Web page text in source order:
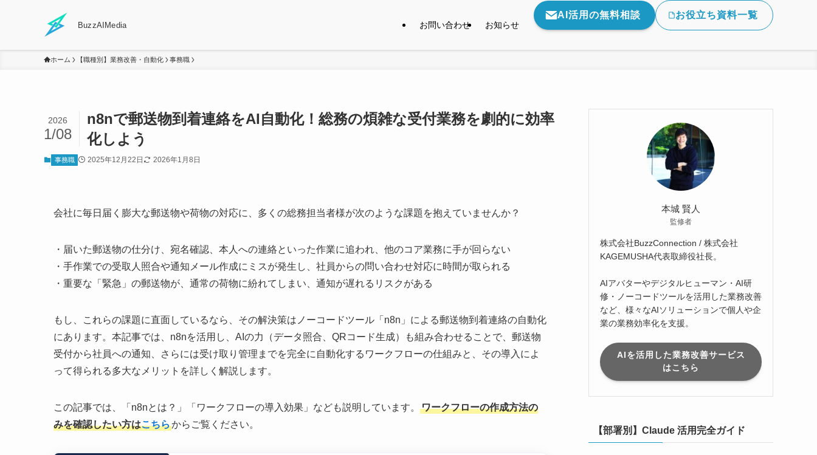
BuzzAIMedia お問い合わせ お知らせ
AI活用の無料相談 お役立ち資料一覧
ホーム 【職種別】業務改善・自動化 事務職
n8nで郵送物到着連絡をAI自動化！総務の煩雑な受付業務を劇的に効率
化しよう
2026
1/08
事務職 2025年12月22日 2026年1月8日
会社に毎日届く膨大な郵送物や荷物の対応に、多くの総務担当者様が次のような課題を抱えていませんか？
・届いた郵送物の仕分け、宛名確認、本人への連絡といった作業に追われ、他のコア業務に手が回らない
・手作業での受取人照合や通知メール作成にミスが発生し、社員からの問い合わせ対応に時間が取られる
・重要な「緊急」の郵送物が、通常の荷物に紛れてしまい、通知が遅れるリスクがある
もし、これらの課題に直面しているなら、その解決策はノーコードツール「n8n」による郵送物到着連絡の自動化
にあります。本記事では、n8nを活用し、AIの力（データ照合、QRコード生成）も組み合わせることで、郵送物
受付から社員への通知、さらには受け取り管理までを完全に自動化するワークフローの仕組みと、その導入によ
って得られる多大なメリットを詳しく解説します。
この記事では、「n8nとは？」「ワークフローの導入効果」なども説明しています。
ワークフローの作成方法の
みを確認したい方はこちらからご覧ください。
本城 賢人
監修者
株式会社BuzzConnection / 株式会社
KAGEMUSHA代表取締役社長。
AIアバターやデジタルヒューマン・AI研
修・ノーコードツールを活用した業務改善
など、様々なAIソリューションで個人や企
業の業務効率化を支援。
AIを活用した業務改善サービス
はこちら
【部署別】Claude 活用完全ガイド